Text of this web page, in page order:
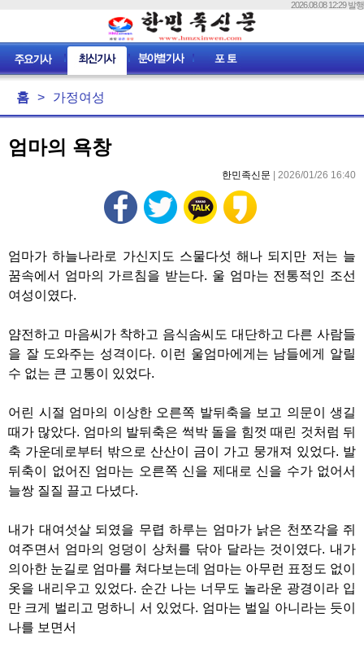
2026.08.08 12:29 발행
홈 > 가정여성
엄마의 욕창
한민족신문 | 2026/01/26 16:40
엄마가 하늘나라로 가신지도 스물다섯 해나 되지만 저는 늘
꿈속에서 엄마의 가르침을 받는다. 울 엄마는 전통적인 조선
여성이였다.
얌전하고 마음씨가 착하고 음식솜씨도 대단하고 다른 사람들
을 잘 도와주는 성격이다. 이런 울엄마에게는 남들에게 알릴
수 없는 큰 고통이 있었다.
어린 시절 엄마의 이상한 오른쪽 발뒤축을 보고 의문이 생길
때가 많았다. 엄마의 발뒤축은 썩박 돌을 힘껏 때린 것처럼 뒤
축 가운데로부터 밖으로 산산이 금이 가고 뭉개져 있었다. 발
뒤축이 없어진 엄마는 오른쪽 신을 제대로 신을 수가 없어서
늘쌍 질질 끌고 다녔다.
내가 대여섯살 되였을 무렵 하루는 엄마가 낡은 천쪼각을 쥐
여주면서 엄마의 엉덩이 상처를 닦아 달라는 것이였다. 내가
의아한 눈길로 엄마를 쳐다보는데 엄마는 아무런 표정도 없이
옷을 내리우고 있었다. 순간 나는 너무도 놀라운 광경이라 입
만 크게 벌리고 멍하니 서 있었다. 엄마는 벌일 아니라는 듯이
나를 보면서